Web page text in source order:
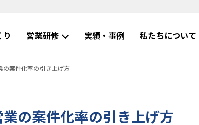
営業研修 実績・事例 私たちについて
の案件化率の引き上げ方
の案件化率の引き上げ方